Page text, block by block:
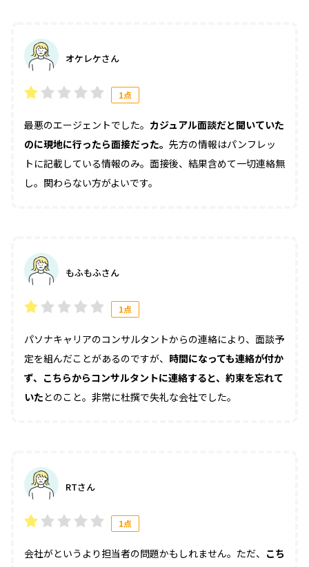
オケレケさん
1点
最悪のエージェントでした。 カジュアル面談だと聞いていた
のに現地に行ったら面接だった。 先方の情報はパンフレッ
トに記載している情報のみ。面接後、結果含めて一切連絡無
し。関わらない方がよいです。
もふもふさん
1点
パソナキャリアのコンサルタントからの連絡により、面談予
定を組んだことがあるのですが、 時間になっても連絡が付か
ず、こちらからコンサルタントに連絡すると、約束を忘れて
いたとのこと。非常に杜撰で失礼な会社でした。
RTさん
1点
会社がというより担当者の問題かもしれません。ただ、 こち